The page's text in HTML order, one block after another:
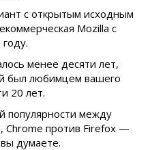
с открытым исходным
Mozilla с
менее десяти лет,
был любимцем вашего
20 лет.
популярности между
Chrome против Firefox —
думаете.